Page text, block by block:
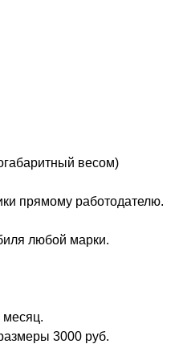
весом)
прямому работодателю.
любой марки.
месяц.
3000 руб.